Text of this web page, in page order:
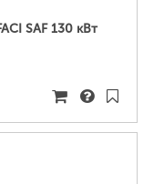
SAF 130 кВт